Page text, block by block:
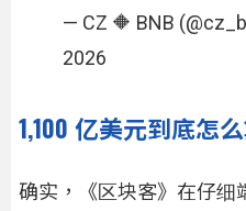
— CZ 🔶 BNB
2026
1,100 亿美元到底怎
确实，《区块客》在仔细